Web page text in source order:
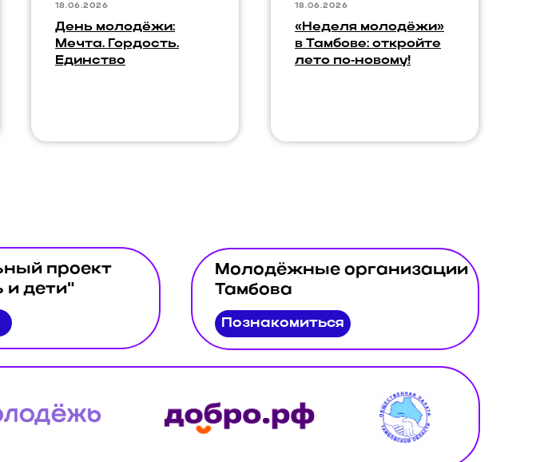
18.06.2026
День молодёжи:
Мечта. Гордость.
Единство
18.06.2026
«Неделя молодёжи»
в Тамбове: откройте
лето по‑новому!
Познакомиться
проект
дети"
Молодёжные организации
Тамбова